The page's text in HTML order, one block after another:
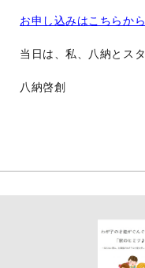
お申し込みはこちらか
当日は、私、八納とス
八納啓創